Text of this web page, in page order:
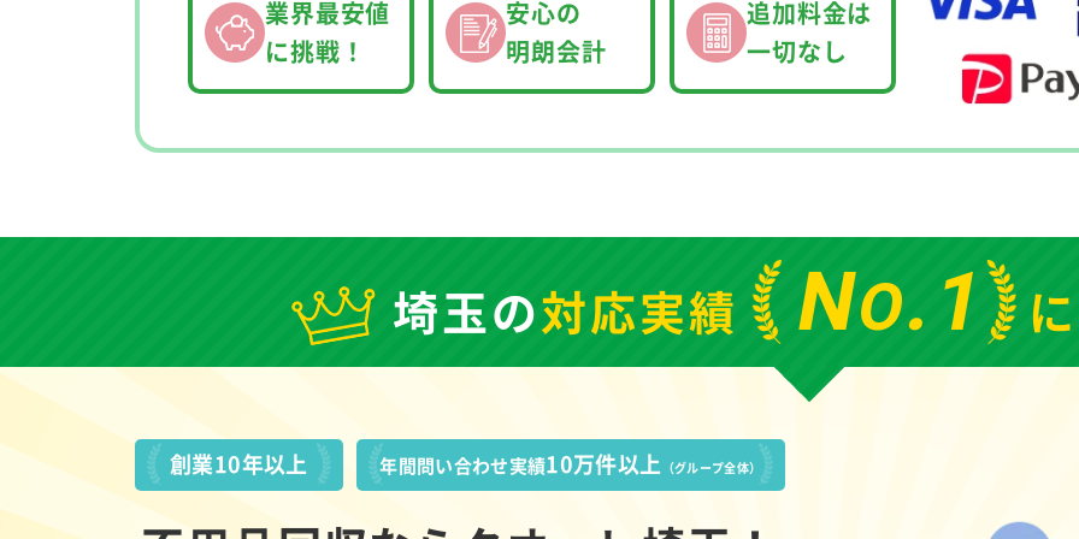
業界最安値
に挑戦！
安心の
明朗会計
追加料金は
一切なし
埼玉の対応実績 NO.1
創業10年以上 年間問い合わせ実績10万件以上 （グループ全体）